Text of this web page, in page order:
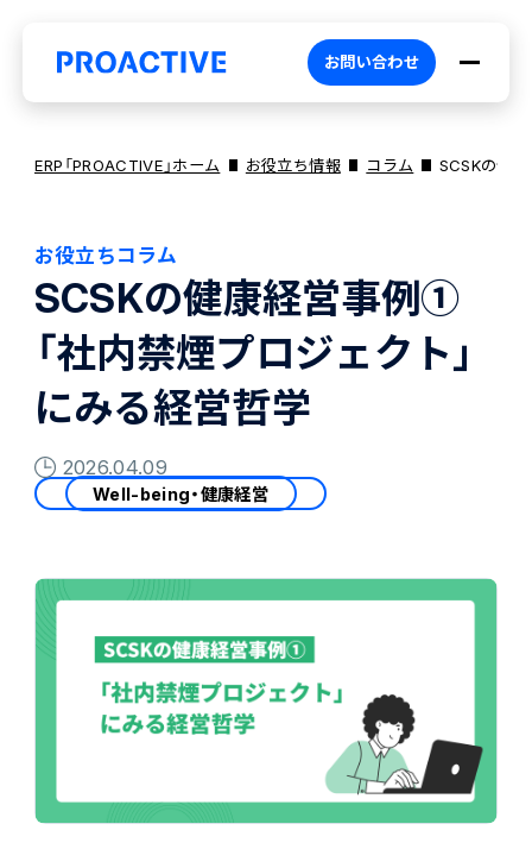
PROACTIVEとは
特長・選ばれる理由
ATWILL Platform
プロダクト
財務会計
管理会計
債権管理
人事・給与 PROACTIVE People
生産管理
資料ダウンロード
よくあるご質問
お問い合わせ
ERP「PROACTIVE」ホーム お役立ち情報 コラム SCSKの健
お役立ちコラム
SCSKの健康経営事例①
「社内禁煙プロジェクト」
にみる経営哲学
2026.04.09
Well-being・健康経営